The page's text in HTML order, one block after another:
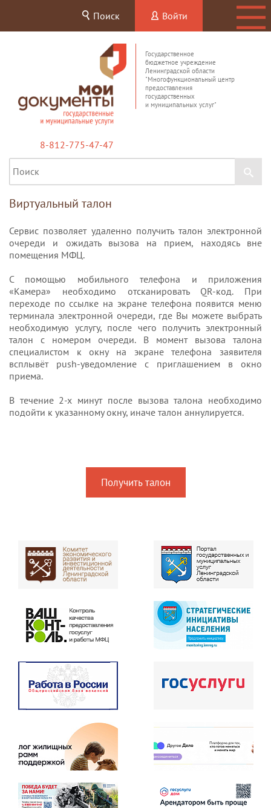
Поиск Войти
Государственное
бюджетное учреждение
Ленинградской области
"Многофункциональный центр
предоставления
государственных
и муниципальных услуг"
8-812-775-47-47
Виртуальный талон
Сервис позволяет удаленно получить талон электронной
очереди и ожидать вызова на прием, находясь вне
помещения МФЦ.
С помощью мобильного телефона и приложения
«Камера» необходимо отсканировать QR-код. При
переходе по ссылке на экране телефона появится меню
терминала электронной очереди, где Вы можете выбрать
необходимую услугу, после чего получить электронный
талон с номером очереди. В момент вызова талона
специалистом к окну на экране телефона заявителя
всплывёт push-уведомление с приглашением в окно
приема.
В течение 2-х минут после вызова талона необходимо
подойти к указанному окну, иначе талон аннулируется.
Получить талон